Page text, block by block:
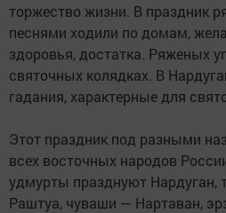
торжество жизни. В праздник
песнями ходили по домам,
здоровья, достатка. Ряженых
святочных колядках. В
гадания, характерные для
Этот праздник под разными
всех восточных народов
удмурты празднуют
Раштуа, чуваши — Нартаван,